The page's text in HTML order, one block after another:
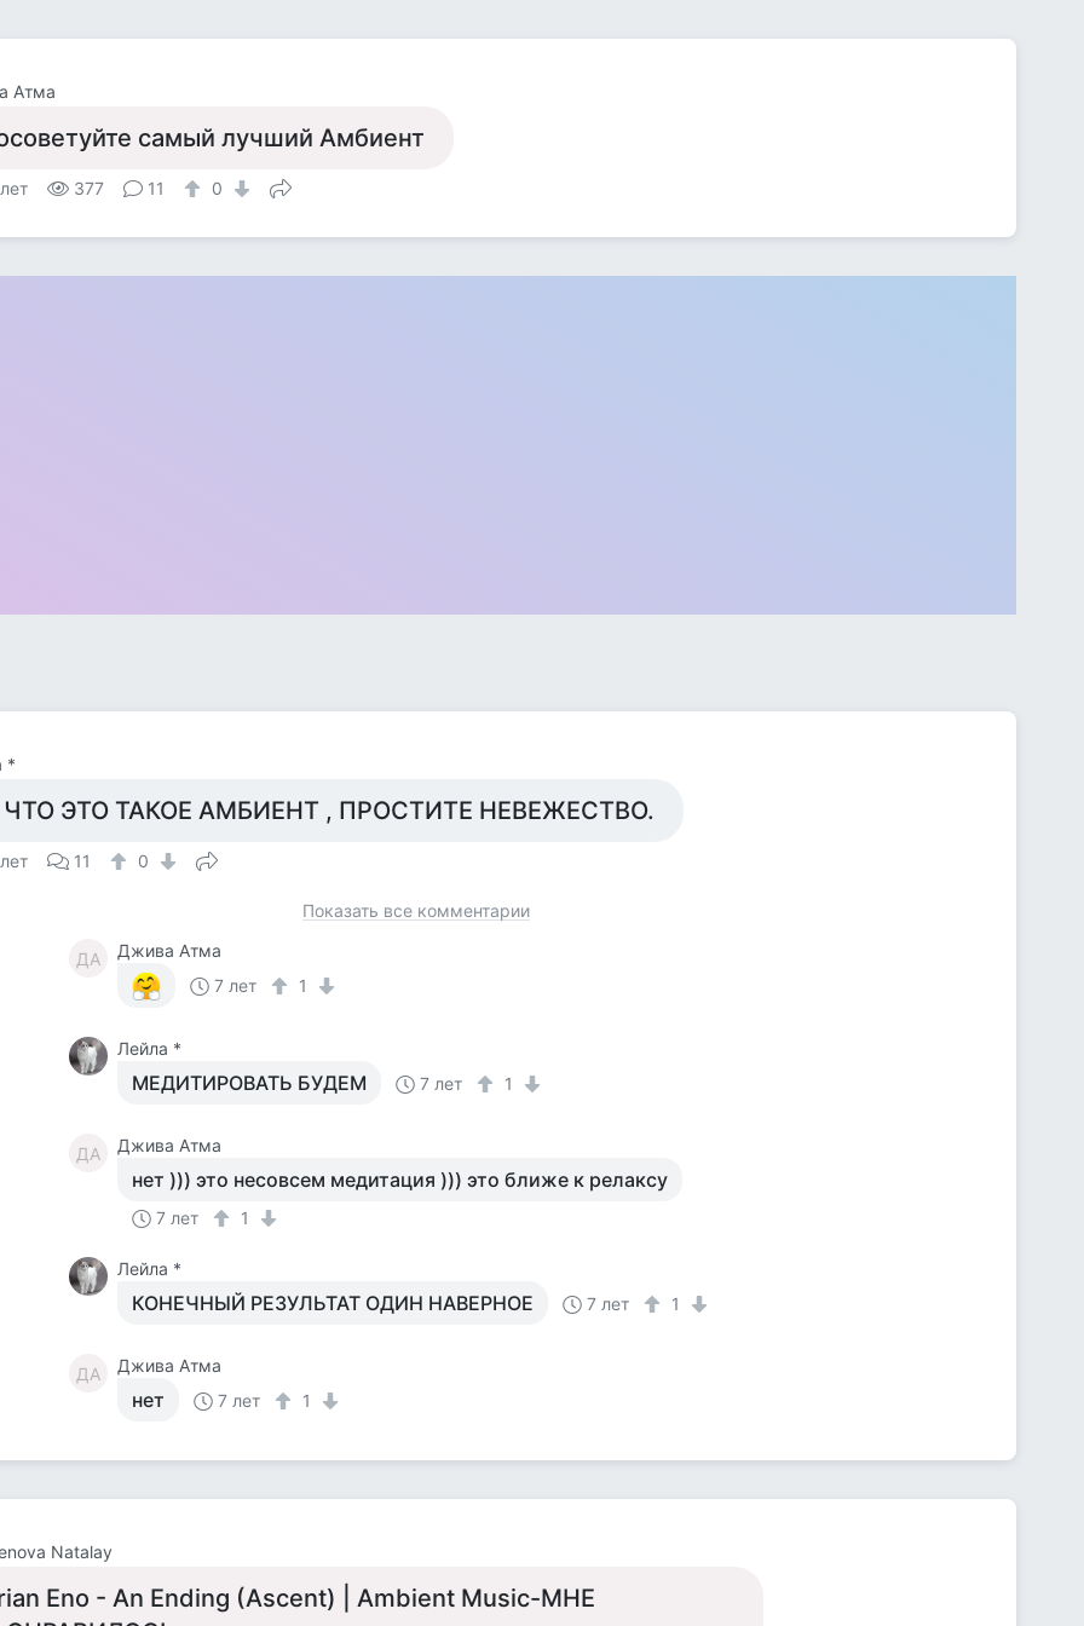
Атма
самый лучший Амбиент
377 11 0
*
ЭТО ТАКОЕ АМБИЕНТ , ПРОСТИТЕ НЕВЕЖЕСТВО.
11 0
Показать все комментарии
ДА
Джива Атма
7 лет
1
Лейла *
МЕДИТИРОВАТЬ БУДЕМ 7 лет 1
ДА Джива Атма
нет ))) это несовсем медитация ))) это ближе к релаксу
7 лет 1
Лейла *
КОНЕЧНЫЙ РЕЗУЛЬТАТ ОДИН НАВЕРНОЕ 7 лет 1
ДА Джива Атма
нет 7 лет 1
Natalay
Eno - An Ending (Ascent) | Ambient Music-МНЕ